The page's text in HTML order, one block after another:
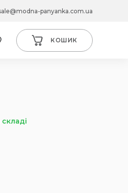
panyanka.com.ua
КОШИК